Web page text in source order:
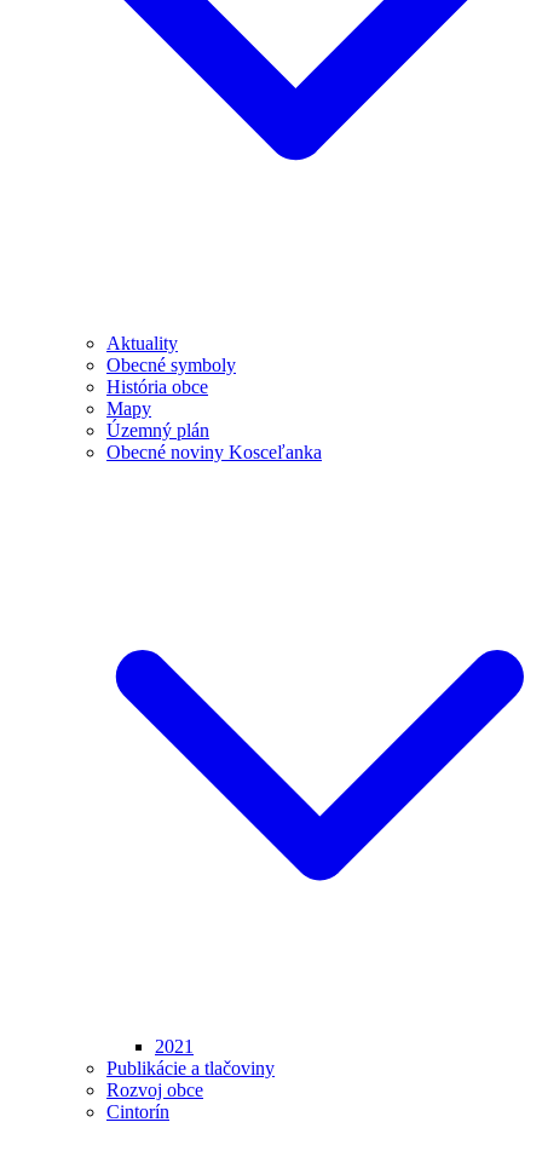
Aktuality
Obecné symboly
História obce
Mapy
Územný plán
Obecné noviny Kosceľanka
2021
Publikácie a tlačoviny
Rozvoj obce
Cintorín